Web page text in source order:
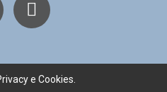
e Cookies.